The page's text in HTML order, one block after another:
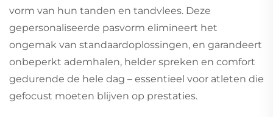
vorm van hun tanden en tandvlees. Deze
gepersonaliseerde pasvorm elimineert het
ongemak van standaardoplossingen, en garandeert
onbeperkt ademhalen, helder spreken en comfort
gedurende de hele dag – essentieel voor atleten die
gefocust moeten blijven op prestaties.